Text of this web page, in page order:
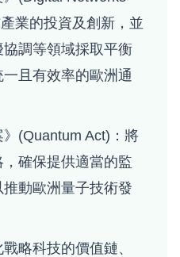
業的投資及創新，並
調等領域採取平衡
且有效率的歐洲通
(Quantum Act)：將
確保提供適當的監
動歐洲量子技術發
略科技的價值鏈、